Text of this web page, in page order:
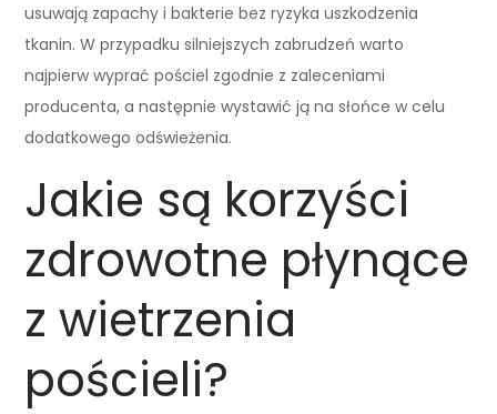
usuwają zapachy i bakterie bez ryzyka uszkodzenia
tkanin. W przypadku silniejszych zabrudzeń warto
najpierw wyprać pościel zgodnie z zaleceniami
producenta, a następnie wystawić ją na słońce w celu
dodatkowego odświeżenia.
Jakie są korzyści
zdrowotne płynące
z wietrzenia
pościeli?